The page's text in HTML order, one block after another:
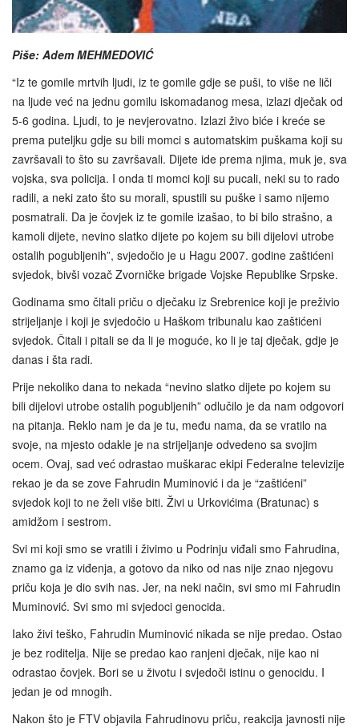
Piše: Adem MEHMEDOVIĆ
“Iz te gomile mrtvih ljudi, iz te gomile gdje se puši, to više ne liči
na ljude već na jednu gomilu iskomadanog mesa, izlazi dječak od
5-6 godina. Ljudi, to je nevjerovatno. Izlazi živo biće i kreće se
prema puteljku gdje su bili momci s automatskim puškama koji su
završavali to što su završavali. Dijete ide prema njima, muk je, sva
vojska, sva policija. I onda ti momci koji su pucali, neki su to rado
radili, a neki zato što su morali, spustili su puške i samo nijemo
posmatrali. Da je čovjek iz te gomile izašao, to bi bilo strašno, a
kamoli dijete, nevino slatko dijete po kojem su bili dijelovi utrobe
ostalih pogubljenih”, svjedočio je u Hagu 2007. godine zaštićeni
svjedok, bivši vozač Zvorničke brigade Vojske Republike Srpske.
Godinama smo čitali priču o dječaku iz Srebrenice koji je preživio
strijeljanje i koji je svjedočio u Haškom tribunalu kao zaštićeni
svjedok. Čitali i pitali se da li je moguće, ko li je taj dječak, gdje je
danas i šta radi.
Prije nekoliko dana to nekada “nevino slatko dijete po kojem su
bili dijelovi utrobe ostalih pogubljenih” odlučilo je da nam odgovori
na pitanja. Reklo nam je da je tu, među nama, da se vratilo na
svoje, na mjesto odakle je na strijeljanje odvedeno sa svojim
ocem. Ovaj, sad već odrastao muškarac ekipi Federalne televizije
rekao je da se zove Fahrudin Muminović i da je “zaštićeni”
svjedok koji to ne želi više biti. Živi u Urkovićima (Bratunac) s
amidžom i sestrom.
Svi mi koji smo se vratili i živimo u Podrinju viđali smo Fahrudina,
znamo ga iz viđenja, a gotovo da niko od nas nije znao njegovu
priču koja je dio svih nas. Jer, na neki način, svi smo mi Fahrudin
Muminović. Svi smo mi svjedoci genocida.
Iako živi teško, Fahrudin Muminović nikada se nije predao. Ostao
je bez roditelja. Nije se predao kao ranjeni dječak, nije kao ni
odrastao čovjek. Bori se u životu i svjedoči istinu o genocidu. I
jedan je od mnogih.
Nakon što je FTV objavila Fahrudinovu priču, reakcija javnosti nije